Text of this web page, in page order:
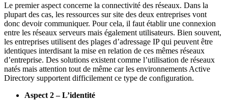
Le premier aspect concerne la connectivité des réseaux. Dans la
plupart des cas, les ressources sur site des deux entreprises vont
donc devoir communiquer. Pour cela, il faut établir une connexion
entre les réseaux serveurs mais également utilisateurs. Bien souvent,
les entreprises utilisent des plages d’adressage IP qui peuvent être
identiques interdisant la mise en relation de ces mêmes réseaux
d’entreprise. Des solutions existent comme l’utilisation de réseaux
natés mais attention tout de même car les environnements Active
Directory supportent difficilement ce type de configuration.
Aspect 2 – L’identité